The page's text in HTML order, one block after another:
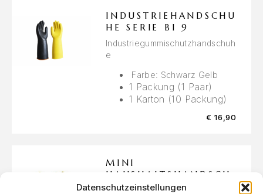
Datenschutzeinstellungen
INDUSTRIEHANDSCHU
HE SERIE BI 9
Industriegummischutzhandschuh
e
Farbe: Schwarz Gelb
1 Packung (1 Paar)
1 Karton (10 Packung)
€ 16,90
MINI
HAUSHALTSHANDSCH
UHE BGM-SERIE